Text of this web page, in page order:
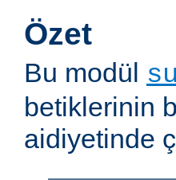
Özet
Bu modül
betiklerinin
aidiyetinde